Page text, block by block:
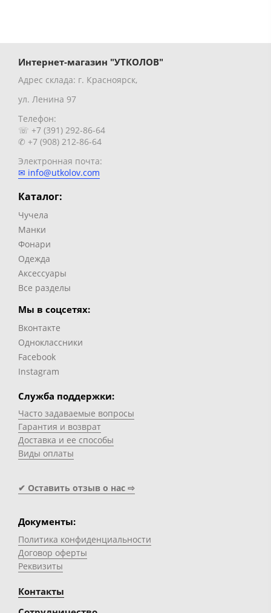
Интернет-магазин "УТКОЛОВ"
Адрес склада: г. Красноярск,
ул. Ленина 97
Телефон:
☏ +7 (391) 292-86-64
✆ +7 (908) 212-86-64
Электронная почта:
✉ info@utkolov.com
Каталог:
Чучела
Манки
Фонари
Одежда
Аксессуары
Все разделы
Мы в соцсетях:
Вконтакте
Одноклассники
Facebook
Instagram
Служба поддержки:
Часто задаваемые вопросы
Гарантия и возврат
Доставка и ее способы
Виды оплаты
✔ Оставить отзыв о нас ⇨
Документы:
Политика конфиденциальности
Договор оферты
Реквизиты
Контакты